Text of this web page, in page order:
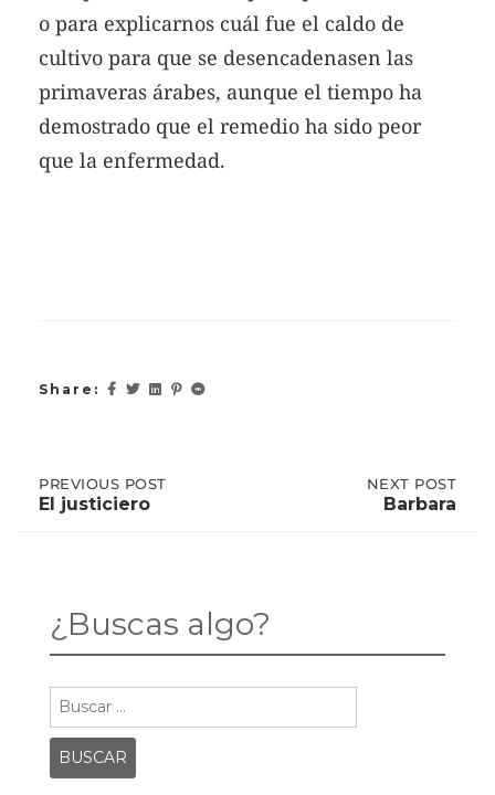
o para explicarnos cuál fue el caldo de
cultivo para que se desencadenasen las
primaveras árabes, aunque el tiempo ha
demostrado que el remedio ha sido peor
que la enfermedad.
Share:
Post
PREVIOUS
POST:
PREVIOUS POST
El justiciero
NEXT POST
Barbara
¿Buscas algo?